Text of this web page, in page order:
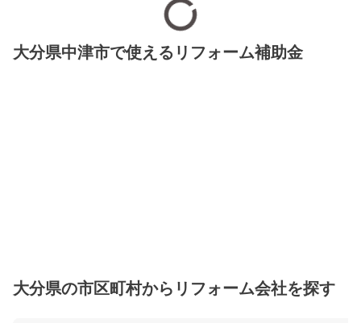
大分県中津市で使えるリフォーム補助金
大分県の市区町村からリフォーム会社を探す